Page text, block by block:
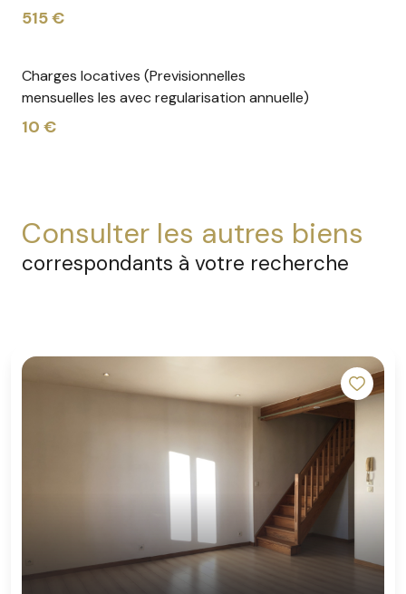
515 €
Charges locatives (Previsionnelles
mensuelles les avec regularisation annuelle)
10 €
consulter les autres biens
correspondants à votre recherche